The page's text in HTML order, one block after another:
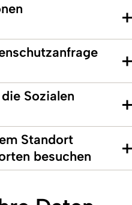
Sozialen
Standort
besuchen